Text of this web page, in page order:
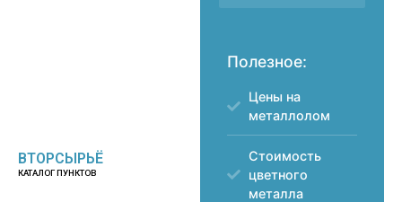
ВТОРСЫРЬЁ
КАТАЛОГ ПУНКТОВ
Полезное:
Цены на
металлолом
Стоимость
цветного
металла